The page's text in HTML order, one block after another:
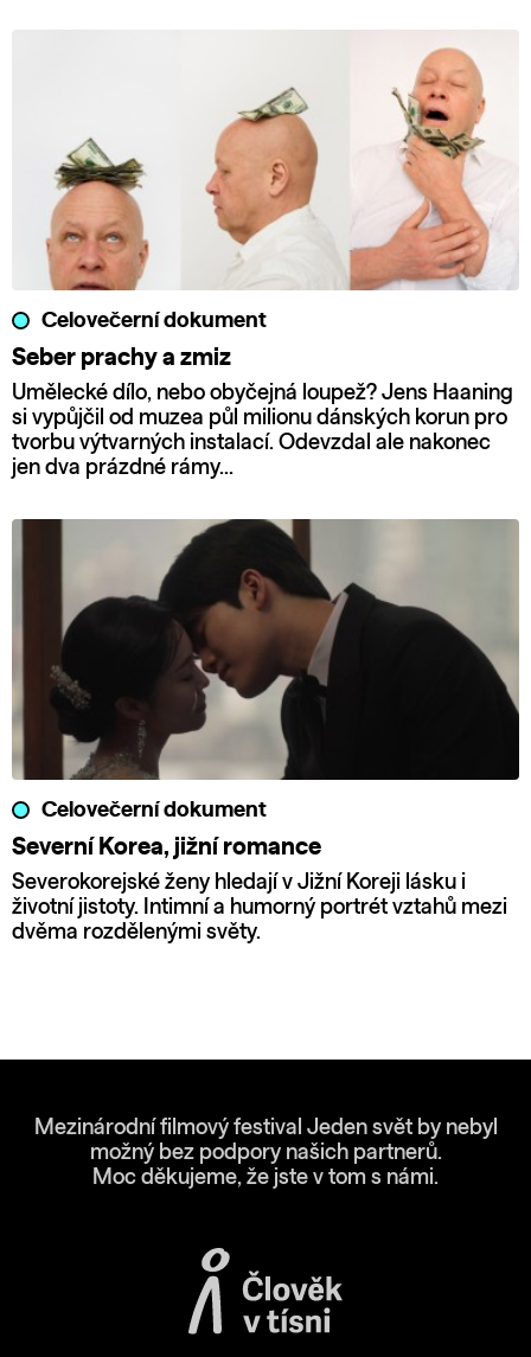
Celovečerní dokument
Seber prachy a zmiz
Umělecké dílo, nebo obyčejná loupež? Jens Haaning
si vypůjčil od muzea půl milionu dánských korun pro
tvorbu výtvarných instalací. Odevzdal ale nakonec
jen dva prázdné rámy…
Celovečerní dokument
Severní Korea, jižní romance
Severokorejské ženy hledají v Jižní Koreji lásku i
životní jistoty. Intimní a humorný portrét vztahů mezi
dvěma rozdělenými světy.
Mezinárodní filmový festival Jeden svět by nebyl
možný bez podpory našich partnerů.
Moc děkujeme, že jste v tom s námi.